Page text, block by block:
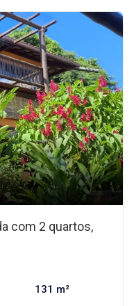
com 2 quartos,
131 m²